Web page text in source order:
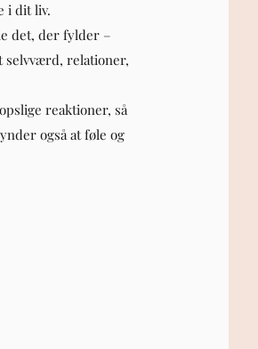
i dit liv.
det, der fylder –
selvværd, relationer,
reaktioner, så
også at føle og